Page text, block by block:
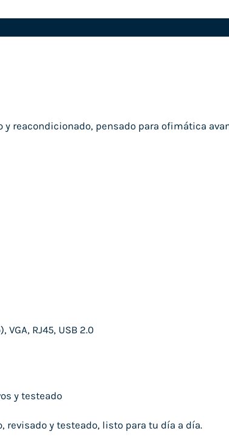
y reacondicionado, pensado para ofimática
RJ45, USB 2.0
y testeado
y testeado, listo para tu día a día.